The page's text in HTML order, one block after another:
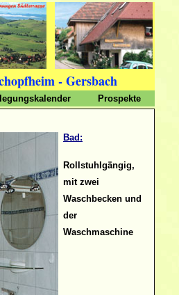
- Gersbach
Prospekte
Bad:
Rollstuhlgängig,
mit zwei
Waschbecken und
der
Waschmaschine